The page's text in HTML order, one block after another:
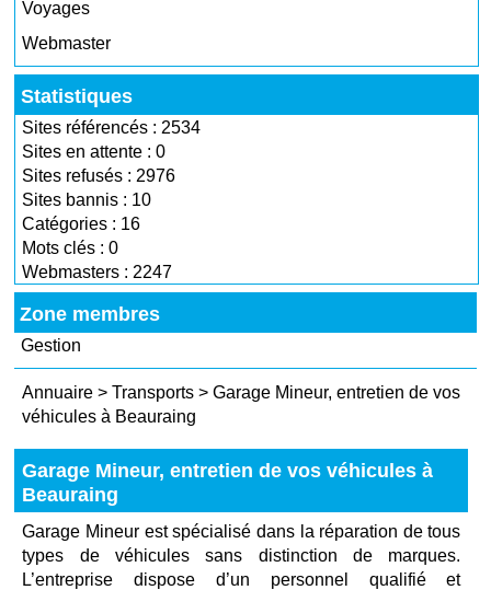
Voyages
Webmaster
Statistiques
Sites référencés : 2534
Sites en attente : 0
Sites refusés : 2976
Sites bannis : 10
Catégories : 16
Mots clés : 0
Webmasters : 2247
Zone membres
Gestion
Annuaire >Transports >Garage Mineur, entretien de vos
véhicules à Beauraing
Garage Mineur, entretien de vos véhicules à
Beauraing
Garage Mineur est spécialisé dans la réparation de tous
types de véhicules sans distinction de marques.
L’entreprise dispose d’un personnel qualifié et